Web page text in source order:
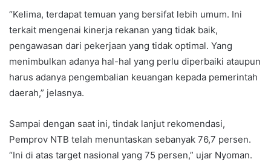
“Kelima, terdapat temuan yang bersifat lebih umum. Ini
terkait mengenai kinerja rekanan yang tidak baik,
pengawasan dari pekerjaan yang tidak optimal. Yang
menimbulkan adanya hal-hal yang perlu diperbaiki ataupun
harus adanya pengembalian keuangan kepada pemerintah
daerah,” jelasnya.
Sampai dengan saat ini, tindak lanjut rekomendasi,
Pemprov NTB telah menuntaskan sebanyak 76,7 persen.
“Ini di atas target nasional yang 75 persen,” ujar Nyoman.